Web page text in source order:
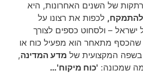
של השנים האחרונות, היא
להתמקח, לכפות את רצונו על
ישראל – ולסחוט כספים לצורך
שהכסף מתאחר הוא מפעיל כוח או
המקצועית של מדע המדינה,
שמכונה: 'כוח מיקוח'…